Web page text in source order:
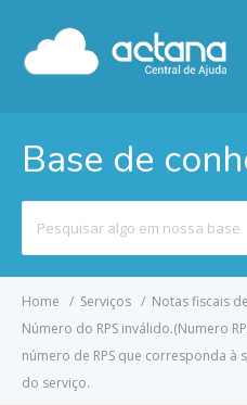
Base de
por
Home Serviços
Notas fiscais
Número do RPS inválido.(Numero
número de RPS que corresponda
do serviço.